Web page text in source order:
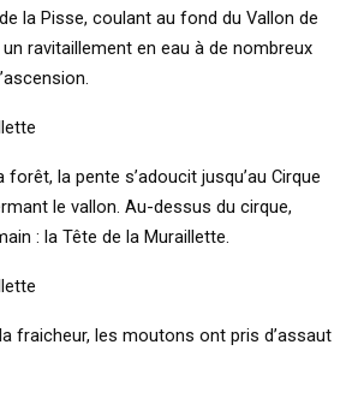
la Pisse, coulant au fond du Vallon de
ravitaillement en eau à de nombreux
la pente s’adoucit jusqu’au Cirque
le vallon. Au-dessus du cirque,
: la Tête de la Muraillette.
fraicheur, les moutons ont pris d’assaut